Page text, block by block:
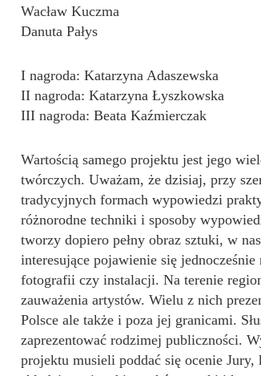
Wacław Kuczma
Danuta Pałys
I nagroda: Katarzyna Adaszewska
II nagroda: Katarzyna Łyszkowska
III nagroda: Beata Kaźmierczak
Wartością samego projektu jest jego
twórczych. Uważam, że dzisiaj, przy
tradycyjnych formach wypowiedzi
różnorodne techniki i sposoby
tworzy dopiero pełny obraz sztuki, w
interesujące pojawienie się
fotografii czy instalacji. Na terenie
zauważenia artystów. Wielu z nich
Polsce ale także i poza jej granicami.
zaprezentować rodzimej publiczności.
projektu musieli poddać się ocenie